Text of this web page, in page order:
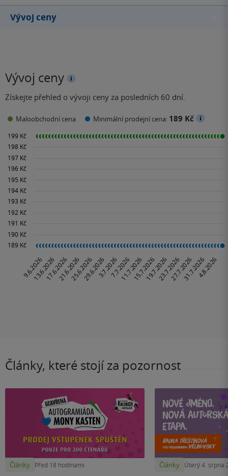
Vývoj ceny
Vývoj ceny
Získejte přehled o vývoji ceny za posledních 60 dní.
Maloobchodní cena Minimální prodejní cena: 189 Kč
Články, které stojí za pozornost
Články Před 18 hodinami Články Úterý 4. srpna